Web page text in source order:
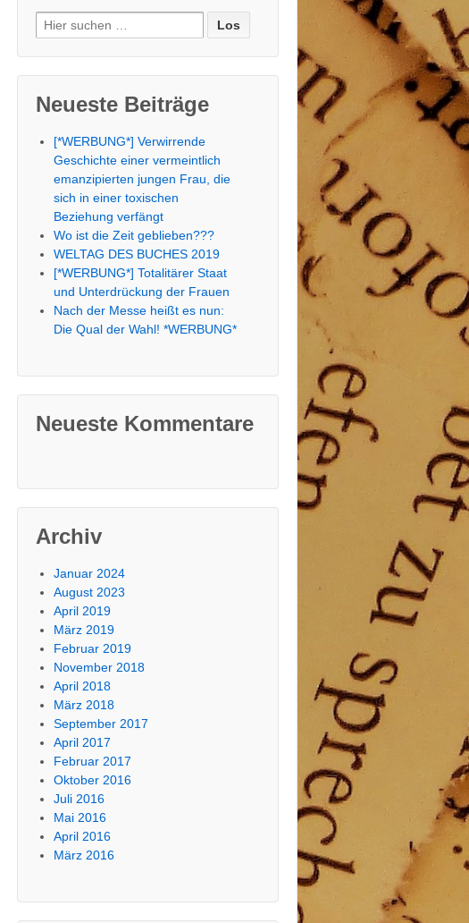
Suche
nach:
Neueste Beiträge
[*WERBUNG*] Verwirrende
Geschichte einer vermeintlich
emanzipierten jungen Frau, die
sich in einer toxischen
Beziehung verfängt
Wo ist die Zeit geblieben???
WELTAG DES BUCHES 2019
[*WERBUNG*] Totalitärer Staat
und Unterdrückung der Frauen
Nach der Messe heißt es nun:
Die Qual der Wahl! *WERBUNG*
Neueste Kommentare
Archiv
Januar 2024
August 2023
April 2019
März 2019
Februar 2019
November 2018
April 2018
März 2018
September 2017
April 2017
Februar 2017
Oktober 2016
Juli 2016
Mai 2016
April 2016
März 2016